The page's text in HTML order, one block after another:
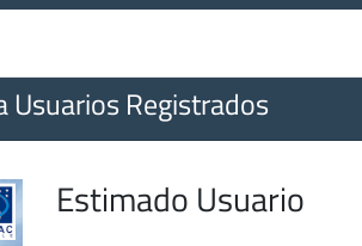
Registrados
Estimado Usuario